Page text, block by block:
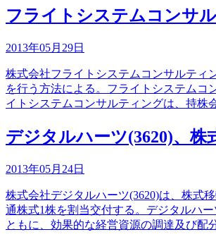
フライトシステムコンサ
2013年05月29日
株式会社フライトシステムコンサルティ
を行う方法による。フライトシステムコ
イトシステムコンサルティングは、持株
デジタルハーツ(3620)、
2013年05月24日
株式会社デジタルハーツ(3620)は、株式
通株式1株を割当交付する。デジタルハ
ともに、効果的な経営資源の調達及び配